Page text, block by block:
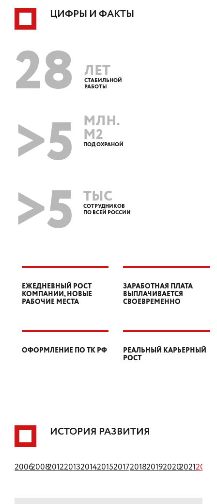
ЦИФРЫ И ФАКТЫ
28 ЛЕТ
СТАБИЛЬНОЙ
РАБОТЫ
>5 МЛН.
М2
ПОД ОХРАНОЙ
>5 ТЫС
СОТРУДНИКОВ
ПО ВСЕЙ РОССИИ
ЕЖЕДНЕВНЫЙ РОСТ
КОМПАНИИ, НОВЫЕ
РАБОЧИЕ МЕСТА
ЗАРАБОТНАЯ ПЛАТА
ВЫПЛАЧИВАЕТСЯ
СВОЕВРЕМЕННО
ОФОРМЛЕНИЕ ПО ТК РФ
РЕАЛЬНЫЙ КАРЬЕРНЫЙ
РОСТ
ИСТОРИЯ РАЗВИТИЯ
200620082012201320142015201720182019202020212022